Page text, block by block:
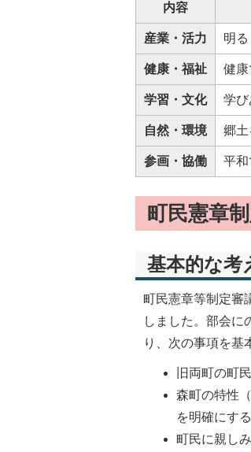
内容
産業・活力 明
健康・福祉 健
学習・文化 学
自然・環境 郷
参画・協働 平
町民憲章
基本的な考
町民憲章等制定審
しました。部会に
り、次の事項を基
旧両町の町
森町の特性
を明確にする
町民に親し